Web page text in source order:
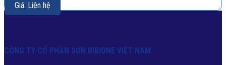
Giá: Liên hệ
CÔNG TY CỔ PHẦN SƠN BIBIONE VIỆT NAM